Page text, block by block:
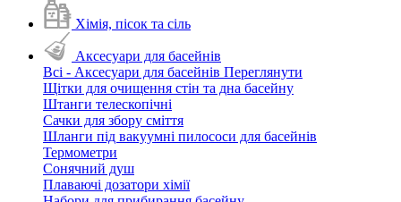
Хімія, пісок та сіль
Аксесуари для басейнів
Всі - Аксесуари для басейнів Переглянути
Щітки для очищення стін та дна басейну
Штанги телескопічні
Сачки для збору сміття
Шланги під вакуумні пилососи для басейнів
Термометри
Сонячний душ
Плаваючі дозатори хімії